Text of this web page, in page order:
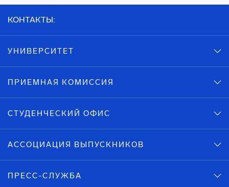
КОНТАКТЫ:
УНИВЕРСИТЕТ
ПРИЕМНАЯ КОМИССИЯ
СТУДЕНЧЕСКИЙ ОФИС
АССОЦИАЦИЯ ВЫПУСКНИКОВ
ПРЕСС-СЛУЖБА